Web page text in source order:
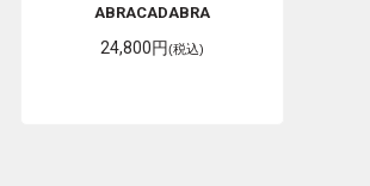
ABRACADABRA
24,800円(税込)